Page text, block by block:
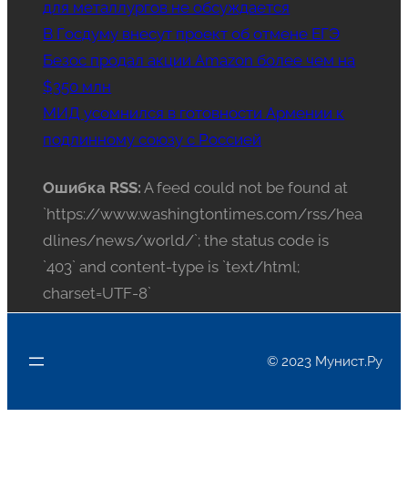
для металлургов не обсуждается
В Госдуму внесут проект об отмене ЕГЭ
Безос продал акции Amazon более чем на
$350 млн
МИД усомнился в готовности Армении к
подлинному союзу с Россией
Ошибка RSS: A feed could not be found at
`https://www.washingtontimes.com/rss/hea
dlines/news/world/`; the status code is
`403` and content-type is `text/html;
charset=UTF-8`
© 2023 Мунист.Ру